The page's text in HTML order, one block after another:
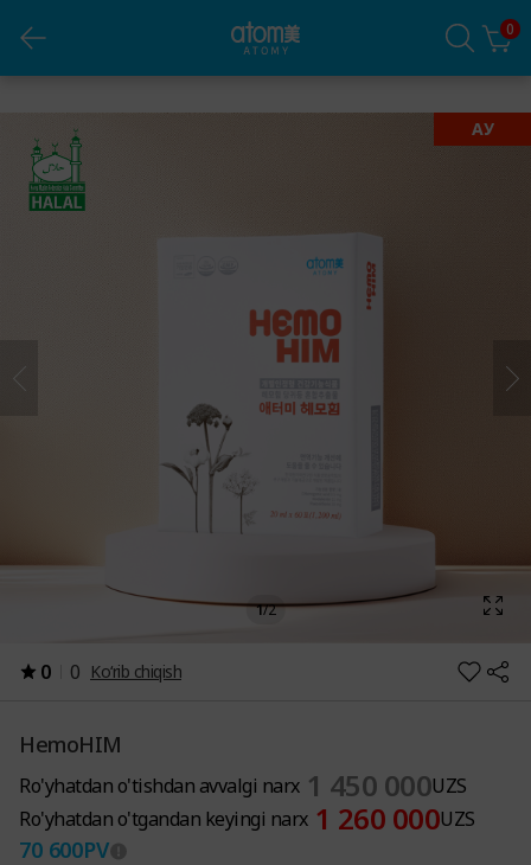
0
АУ
1/2
0 0 Ko‘rib chiqish
HemoHIM
Ro'yhatdan o'tishdan avvalgi narx 1 450 000UZS
Ro'yhatdan o'tgandan keyingi narx 1 260 000UZS
70 600PV